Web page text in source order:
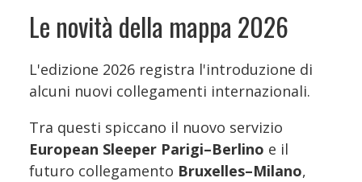
Le novità della mappa 2026
L'edizione 2026 registra l'introduzione di
alcuni nuovi collegamenti internazionali.
Tra questi spiccano il nuovo servizio
European Sleeper Parigi–Berlino e il
futuro collegamento Bruxelles–Milano,